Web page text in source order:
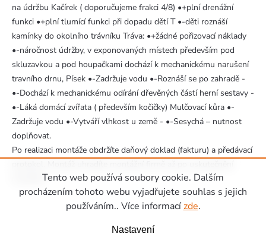
Tento web používá soubory cookie. Dalším
procházením tohoto webu vyjadřujete souhlas s jejich
používáním.. Více informacízde.
Nastavení
na údržbu Kačírek ( doporučujeme frakci 4/8) •+plní drenážní
funkci •+plní tlumící funkci při dopadu dětí T •-děti roznáší
kamínky do okolního trávníku Tráva: •+žádné pořizovací náklady
•-náročnost údržby, v exponovaných místech především pod
skluzavkou a pod houpačkami dochází k mechanickému narušení
travního drnu, Písek •-Zadržuje vodu •-Roznáší se po zahradě -
•-Dochází k mechanickému odírání dřevěných částí herní sestavy -
•-Láká domácí zvířata ( především kočičky) Mulčovací kůra •-
Zadržuje vodu •-Vytváří vlhkost u země - •-Sesychá – nutnost
doplňovat.
Po realizaci montáže obdržíte daňový doklad (fakturu) a předávací
montáže.
Zápatí